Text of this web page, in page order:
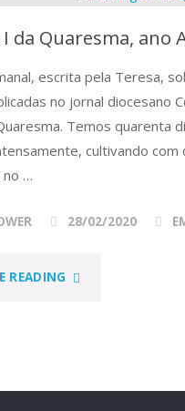
da Quaresma, ano
escrita pela Teresa,
no jornal diocesano
Temos quarenta
cultivando
no …
28/02/2020
READING "DOMINGO
QUARESMA,